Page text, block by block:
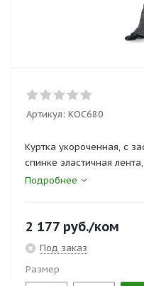
Артикул: КОС680
Куртка укороченная, с
спинке эластичная
Брюки с боковыми и
Сертификаты и госты:
ТР ТС 019/2011, ГОСТ
Подробнее
2 177 руб./ком
Под заказ
Размер